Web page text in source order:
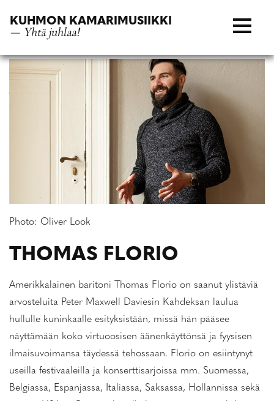
suoraan
KUHMON KAMARIMUSIIKKI
— Yhtä juhlaa!
Photo: Oliver Look
THOMAS FLORIO
Amerikkalainen baritoni Thomas Florio on saanut ylistäviä
arvosteluita Peter Maxwell Daviesin Kahdeksan laulua
hullulle kuninkaalle esityksistään, missä hän pääsee
näyttämään koko virtuoosisen äänenkäyttönsä ja fyysisen
ilmaisuvoimansa täydessä tehossaan. Florio on esiintynyt
useilla festivaaleilla ja konserttisarjoissa mm. Suomessa,
Belgiassa, Espanjassa, Italiassa, Saksassa, Hollannissa sekä